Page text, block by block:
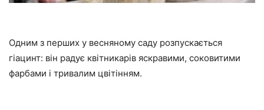
Одним з перших у весняному саду розпускається
гіацинт: він радує квітникарів яскравими, соковитими
фарбами і тривалим цвітінням.